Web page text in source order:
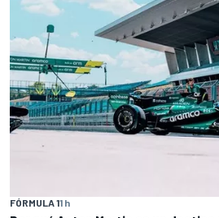
FÓRMULA 11 h